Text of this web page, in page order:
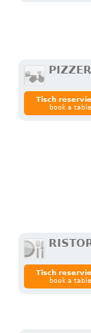
Tisch
book a table
Tisch
book a table